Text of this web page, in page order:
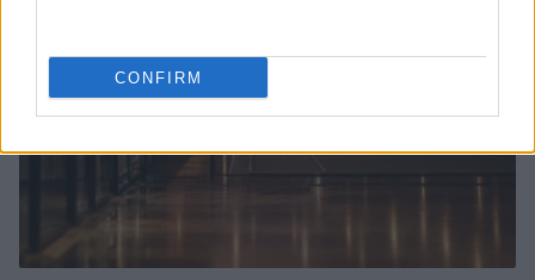
CONFIRM